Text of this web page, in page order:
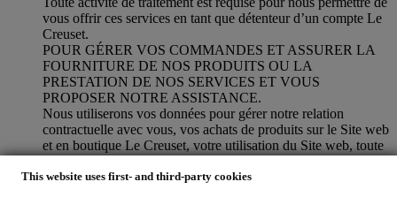
This website uses first- and third-party cookies
vous offrir ces services en tant que détenteur d’un compte Le
Creuset.
POUR GÉRER VOS COMMANDES ET ASSURER LA
FOURNITURE DE NOS PRODUITS OU LA
PRESTATION DE NOS SERVICES ET VOUS
PROPOSER NOTRE ASSISTANCE.
Nous utiliserons vos données pour gérer notre relation
contractuelle avec vous, vos achats de produits sur le Site web
et en boutique Le Creuset, votre utilisation du Site web, toute
concours. Nous pourrons avoir à traiter certaines données